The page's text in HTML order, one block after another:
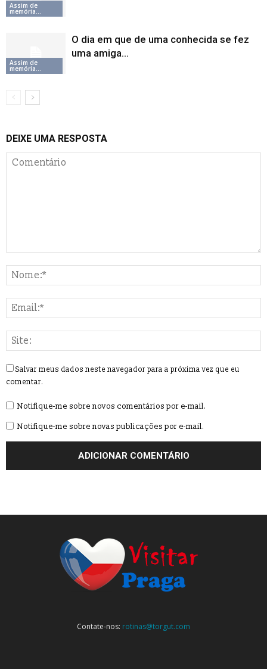
Assim de
memória...
Assim de
memória...
O dia em que de uma conhecida se fez
uma amiga…
DEIXE UMA RESPOSTA
Salvar meus dados neste navegador para a próxima vez que eu
comentar.
Notifique-me sobre novos comentários por e-mail.
Notifique-me sobre novas publicações por e-mail.
Contate-nos: rotinas@torgut.com